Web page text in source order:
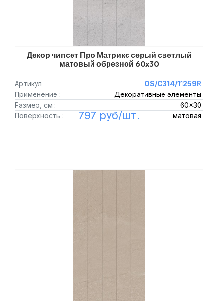
Декор чипсет Про Матрикс серый светлый
матовый обрезной 60x30
Артикул
OS/C314/11259R
Применение :
Декоративные элементы
Размер, см :
60x30
Поверхность :
матовая
797 руб/шт.